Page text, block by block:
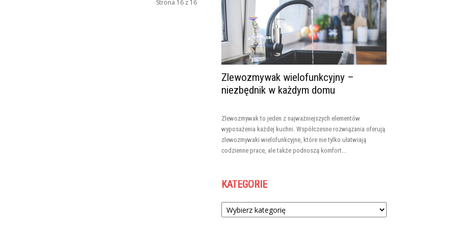
Strona 16 z 16
Zlewozmywak wielofunkcyjny –
niezbędnik w każdym domu
Zlewozmywak to jeden z najważniejszych elementów
wyposażenia każdej kuchni. Współczesne rozwiązania oferują
zlewozmywaki wielofunkcyjne, które nie tylko ułatwiają
codzienne prace, ale także podnoszą komfort...
KATEGORIE
Kategorie